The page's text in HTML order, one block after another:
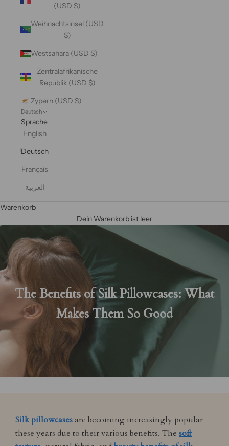
(USD $)
Weihnachtsinsel (USD
$)
Westsahara (USD $)
Zentralafrikanische
Republik (USD $)
Zypern (USD $)
Deutsch
Sprache
English
Deutsch
Français
العربية
Warenkorb
Dein Warenkorb ist leer
The Benefits of Silk Pillowcases: What
Makes Them So Good
Silk pillowcases are becoming increasingly popular
these years due to their various benefits. The soft